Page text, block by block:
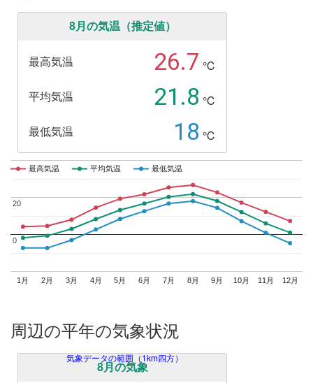
8月の気温（推定値）
最高気温 26.7 ℃
平均気温
21.8 ℃
最低気温
18 ℃
1月 2月 3月 4月 5月 6月 7月 8月 9月 10月 11月 12月
0
0
20
20
最高気温
最高気温 平均気温
平均気温 最低気温
最低気温
周辺の平年の気象状況
8月の気象
気象データの範囲（1km四方）